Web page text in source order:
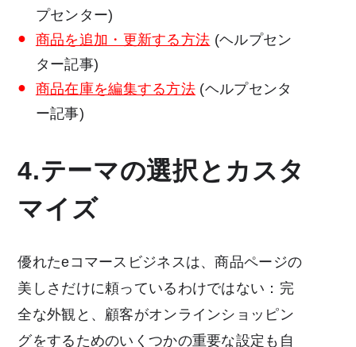
プセンター)
商品を追加・更新する方法 (ヘルプセン
ター記事)
商品在庫を編集する方法 (ヘルプセンタ
ー記事)
4.テーマの選択とカスタ
マイズ
優れたeコマースビジネスは、商品ページの
美しさだけに頼っているわけではない：完
全な外観と、顧客がオンラインショッピン
グをするためのいくつかの重要な設定も自